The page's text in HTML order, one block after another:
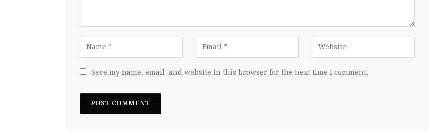
Save my name, email, and website in this browser for the next time I comment.